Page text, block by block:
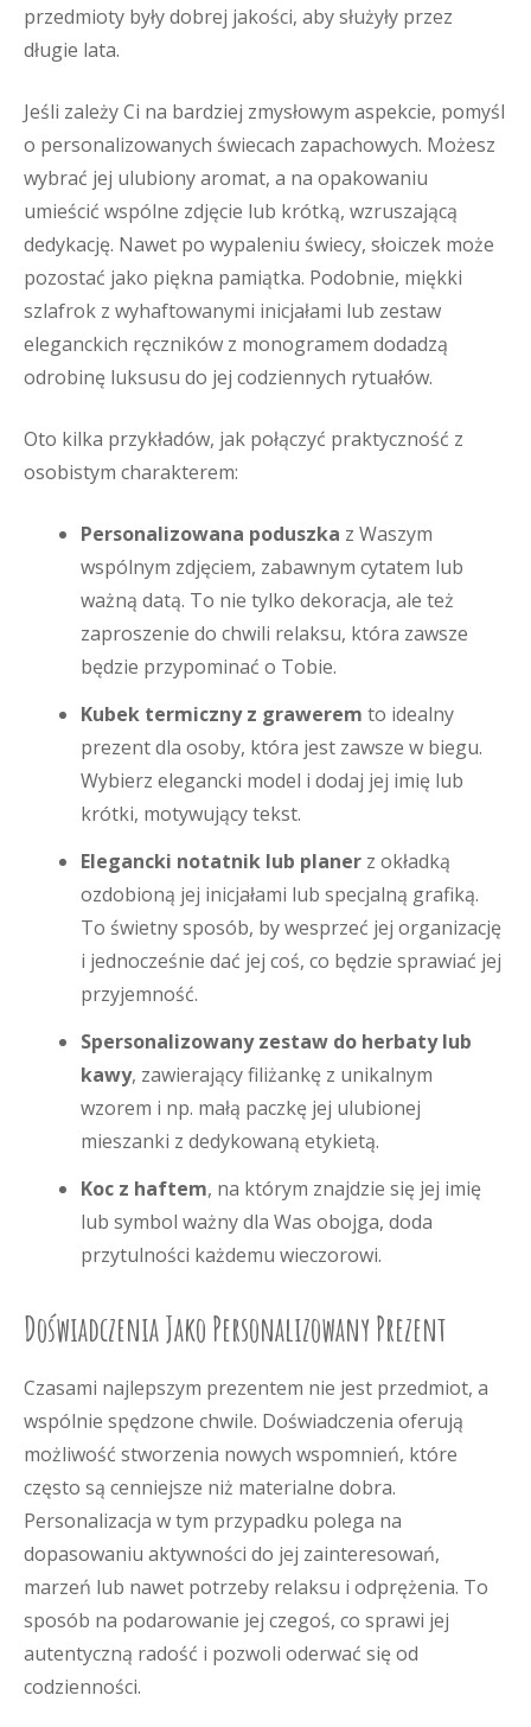
przedmioty były dobrej jakości, aby służyły przez
długie lata.
Jeśli zależy Ci na bardziej zmysłowym aspekcie, pomyśl
o personalizowanych świecach zapachowych. Możesz
wybrać jej ulubiony aromat, a na opakowaniu
umieścić wspólne zdjęcie lub krótką, wzruszającą
dedykację. Nawet po wypaleniu świecy, słoiczek może
pozostać jako piękna pamiątka. Podobnie, miękki
szlafrok z wyhaftowanymi inicjałami lub zestaw
eleganckich ręczników z monogramem dodadzą
odrobinę luksusu do jej codziennych rytuałów.
Oto kilka przykładów, jak połączyć praktyczność z
osobistym charakterem:
Personalizowana poduszka z Waszym
wspólnym zdjęciem, zabawnym cytatem lub
ważną datą. To nie tylko dekoracja, ale też
zaproszenie do chwili relaksu, która zawsze
będzie przypominać o Tobie.
Kubek termiczny z grawerem to idealny
prezent dla osoby, która jest zawsze w biegu.
Wybierz elegancki model i dodaj jej imię lub
krótki, motywujący tekst.
Elegancki notatnik lub planer z okładką
ozdobioną jej inicjałami lub specjalną grafiką.
To świetny sposób, by wesprzeć jej organizację
i jednocześnie dać jej coś, co będzie sprawiać jej
przyjemność.
Spersonalizowany zestaw do herbaty lub
kawy, zawierający filiżankę z unikalnym
wzorem i np. małą paczkę jej ulubionej
mieszanki z dedykowaną etykietą.
Koc z haftem, na którym znajdzie się jej imię
lub symbol ważny dla Was obojga, doda
przytulności każdemu wieczorowi.
Doświadczenia Jako Personalizowany Prezent
Czasami najlepszym prezentem nie jest przedmiot, a
wspólnie spędzone chwile. Doświadczenia oferują
możliwość stworzenia nowych wspomnień, które
często są cenniejsze niż materialne dobra.
Personalizacja w tym przypadku polega na
dopasowaniu aktywności do jej zainteresowań,
marzeń lub nawet potrzeby relaksu i odprężenia. To
sposób na podarowanie jej czegoś, co sprawi jej
autentyczną radość i pozwoli oderwać się od
codzienności.